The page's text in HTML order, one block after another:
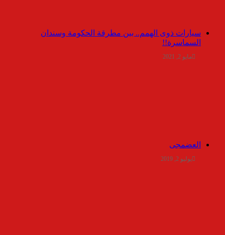
سيارات ذوى الهمم.. بين مطرقة الحكومة وسندان
السماسرة!!
مايو 2, 2021
العضمجى
يوليو 2, 2019